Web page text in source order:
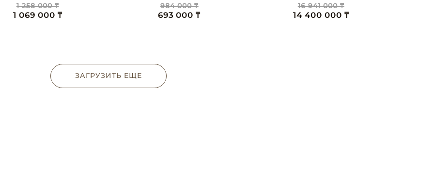
1 258 000 ₸
1 069 000 ₸
984 000 ₸
693 000 ₸
16 941 000 ₸
14 400 000 ₸
ЗАГРУЗИТЬ ЕЩЕ